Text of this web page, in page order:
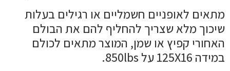
מתאים לאופניים חשמליים או רגילים בעלות
שיכוך מלא שצריך להחליף להם את הבולם
האחורי קפיץ או שמן, המוצר מתאים לכולם
במידה 125X16 על 850lbs.